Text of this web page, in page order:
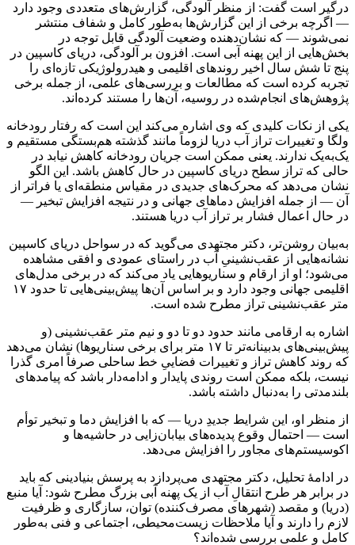
درگیر است گفت: از منظر آلودگی، گزارش‌های متعددی وجود دارد
— اگرچه برخی از این گزارش‌ها به‌طور کامل و شفاف منتشر
نمی‌شوند — که نشان‌دهنده وضعیت آلودگی قابل توجه در
بخش‌هایی از این پهنه آبی است. افزون بر آلودگی، دریای کاسپین در
پنج تا شش سال اخیر روندهای اقلیمی و هیدرولوژیکی تازه‌ای را
تجربه کرده است که مطالعات و بررسی‌های علمی، از جمله برخی
پژوهش‌های انجام‌شده در روسیه، آن‌ها را مستند کرده‌اند.
یکی از نکات کلیدی که وی اشاره می‌کند این است که رفتار رودخانه
ولگا و تغییرات تراز آب دریا لزوماً مانند گذشته هم‌بستگی مستقیم و
یک‌به‌یک ندارند. یعنی ممکن است جریان رودخانه کاهش نیابد در
حالی که تراز سطح دریای کاسپین در حال کاهش باشد. این الگو
نشان می‌دهد که محرک‌های جدیدی در مقیاس منطقه‌ای یا فراتر از
آن — از جمله افزایش دماهای جهانی و در نتیجه افزایش تبخیر —
در حال اعمال فشار بر تراز آب دریا هستند.
به‌بیان روشن‌تر، دکتر مجتهدی می‌گوید که در سواحل دریای کاسپین
نشانه‌هایی از عقب‌نشینیِ آب در راستای عمودی و افقی مشاهده
می‌شود؛ او از ارقام و سناریوهایی یاد می‌کند که در برخی مدل‌های
اقلیمی جهانی وجود دارد و بر اساس آن‌ها پیش‌بینی‌هایی تا حدود ۱۷
متر عقب‌نشینی تراز مطرح شده است.
اشاره به ارقامی مانند حدود دو تا دو و نیم متر عقب‌نشینی (و
پیش‌بینی‌های بدبینانه‌تر تا ۱۷ متر برای برخی سناریوها) نشان می‌دهد
که روند کاهش تراز و تغییرات فضاییِ خط ساحلی صرفاً امری گذرا
نیست، بلکه ممکن است روندی پایدار و ادامه‌دار باشد که پیامدهای
بلندمدتی را به‌دنبال داشته باشد.
از منظر او، این شرایط جدیدِ دریا — که با افزایش دما و تبخیر توأم
است — احتمال وقوع پدیده‌های بیابان‌زایی در حاشیه‌ها و
اکوسیستم‌های مجاور را افزایش می‌دهد.
در ادامهٔ تحلیل، دکتر مجتهدی می‌پردازد به پرسش بنیادینی که باید
در برابر هر طرح انتقالِ آب از یک پهنه آبی بزرگ مطرح شود: آیا منبع
(دریا) و مقصد (شهرهای مصرف‌کننده) توان، سازگاری و ظرفیت
لازم را دارند و آیا ملاحظات زیست‌محیطی، اجتماعی و فنی به‌طور
کامل و علمی بررسی شده‌اند؟